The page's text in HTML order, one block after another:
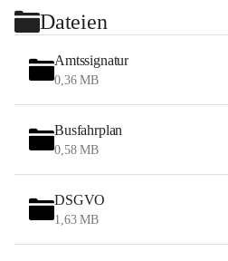
Wien erreicht man in ca. 45
Stössing zählt noch zum
zum Naherholungsraum St.
„ihre Wiener“. Seit 1960 bauten
Wochenendhäuser im
waldreichen Jagdgebietes haben
Das Wandern ist aus touristischer
Tätigkeit. Das hügelige Gebiet mit
Wiesen, Wälder und
Dateien
Amtssignatur
0,36 MB
Busfahrplan
0,58 MB
DSGVO
1,63 MB